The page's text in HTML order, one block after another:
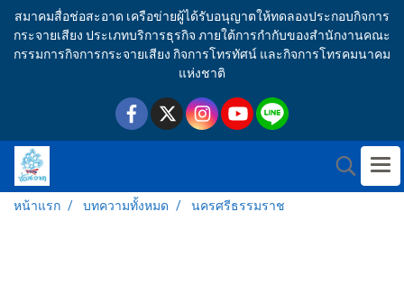
สมาคมสื่อช่อสะอาด เครือข่ายผู้ได้รับอนุญาตให้ทดลองประกอบกิจการ
กระจายเสียง ประเภทบริการธุรกิจ ภายใต้การกำกับของสำนักงานคณะ
กรรมการกิจการกระจายเสียง กิจการโทรทัศน์ และกิจการโทรคมนาคม
แห่งชาติ
หน้าแรก บทความทั้งหมด นครศรีธรรมราช